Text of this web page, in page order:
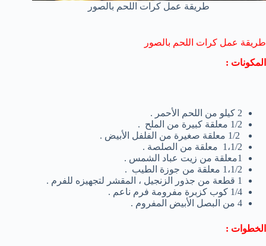
طريقة عمل كرات اللحم بالصور
طريقة عمل كرات اللحم بالصور
المكونات :
2 كيلو من اللحم الأحمر .
1/2 معلقة كبيرة من الملح .
1،1/2 معلقة من الصلصة .
1معلقة من زيت عباد الشمس .
1،1/2 معلقة من جوزة الطيب .
1 قطعة من جذور الزنجيل ، المقشر لتجهيزه للفرم .
1/4 كوب كزبرة مفرومة فرم ناعم .
4 من البصل الأبيض المفروم .
الخطوات :